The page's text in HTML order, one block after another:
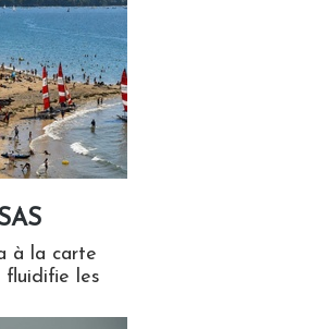
à la carte
fluidifie les